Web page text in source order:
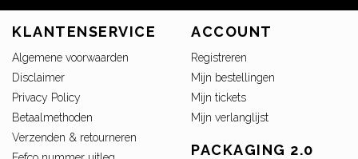
KLANTENSERVICE
Algemene voorwaarden
Disclaimer
Privacy Policy
Betaalmethoden
Verzenden & retourneren
ACCOUNT
Registreren
Mijn bestellingen
Mijn tickets
Mijn verlanglijst
PACKAGING 2.0